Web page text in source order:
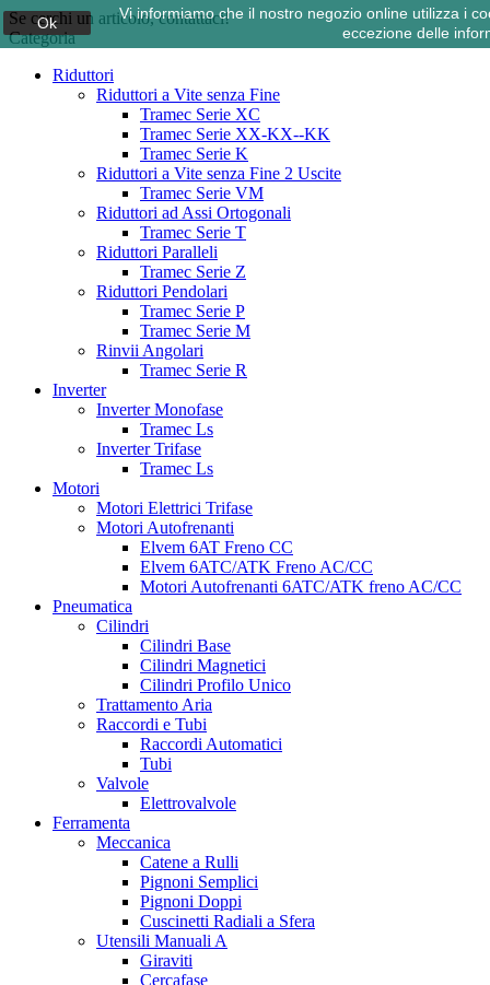
Se cerchi un articolo, contattaci!
Categoria
Riduttori
Riduttori a Vite senza Fine
Tramec Serie XC
Tramec Serie XX-KX--KK
Tramec Serie K
Riduttori a Vite senza Fine 2 Uscite
Tramec Serie VM
Riduttori ad Assi Ortogonali
Tramec Serie T
Riduttori Paralleli
Tramec Serie Z
Riduttori Pendolari
Tramec Serie P
Tramec Serie M
Rinvii Angolari
Tramec Serie R
Inverter
Inverter Monofase
Tramec Ls
Inverter Trifase
Tramec Ls
Motori
Motori Elettrici Trifase
Motori Autofrenanti
Elvem 6AT Freno CC
Elvem 6ATC/ATK Freno AC/CC
Motori Autofrenanti 6ATC/ATK freno AC/CC
Pneumatica
Cilindri
Cilindri Base
Cilindri Magnetici
Cilindri Profilo Unico
Trattamento Aria
Raccordi e Tubi
Raccordi Automatici
Tubi
Valvole
Elettrovalvole
Ferramenta
Meccanica
Catene a Rulli
Pignoni Semplici
Pignoni Doppi
Cuscinetti Radiali a Sfera
Utensili Manuali A
Giraviti
Cercafase
Ok
Vi informiamo che il nostro negozio online utilizza i
eccezione delle